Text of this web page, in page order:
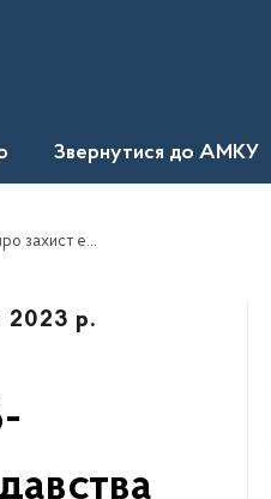
Звернутися до АМКУ
конкуренції
2023 р.